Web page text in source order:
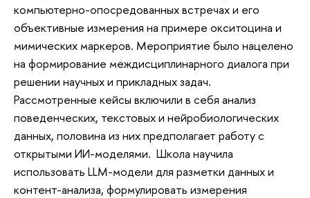
компьютерно-опосредованных встречах и его
объективные измерения на примере окситоцина и
мимических маркеров. Мероприятие было нацелено
на формирование междисциплинарного диалога при
решении научных и прикладных задач.
Рассмотренные кейсы включили в себя анализ
поведенческих, текстовых и нейробиологических
данных, половина из них предполагает работу с
открытыми ИИ-моделями. Школа научила
использовать LLM-модели для разметки данных и
контент-анализа, формулировать измерения